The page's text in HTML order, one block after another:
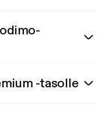
-tasolle